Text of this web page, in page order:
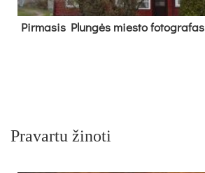
Pir­ma­sis Plun­gės mies­to fo­tog­ra­fas
Pravartu žinoti